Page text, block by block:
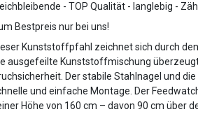
- TOP Qualität - langlebig -
Bestpreis nur bei uns!
Kunststoffpfahl zeichnet sich durch
ausgefeilte Kunststoffmischung
Der stabile Stahlnagel und
und einfache Montage. Der
Höhe von 160 cm – davon 90 cm über